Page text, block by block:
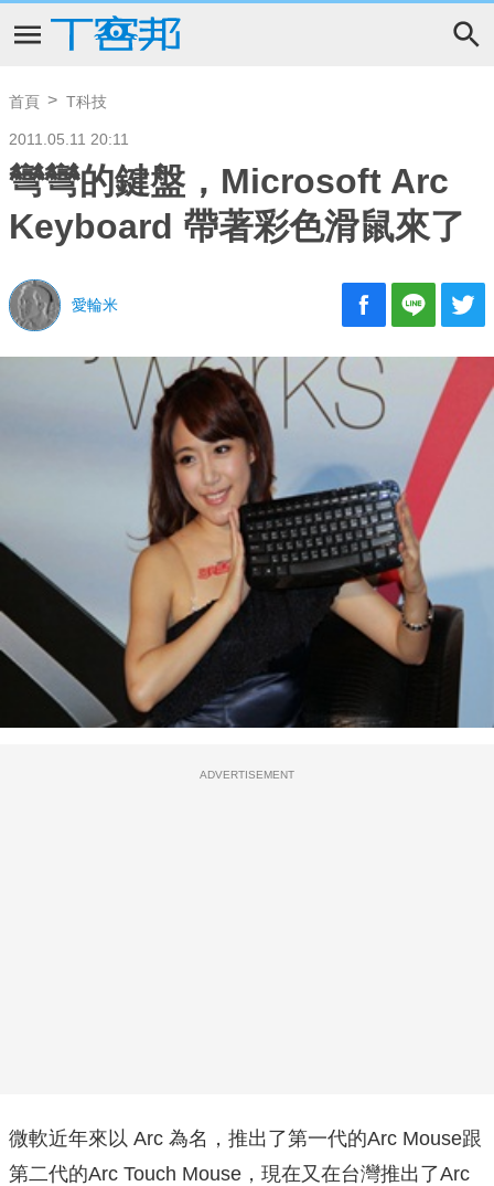
首頁 T科技
2011.05.11 20:11
彎彎的鍵盤，Microsoft Arc
Keyboard 帶著彩色滑鼠來了
愛輪米
ADVERTISEMENT
微軟近年來以 Arc 為名，推出了第一代的Arc Mouse跟
第二代的Arc Touch Mouse，現在又在台灣推出了Arc